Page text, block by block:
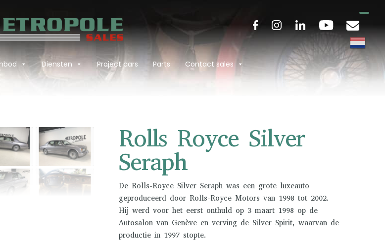
Diensten Project cars Parts Contact sales
› Rolls Royce Silver
Seraph
De Rolls-Royce Silver Seraph was een grote luxeauto
geproduceerd door Rolls-Royce Motors van 1998 tot 2002.
Hij werd voor het eerst onthuld op 3 maart 1998 op de
Autosalon van Genève en verving de Silver Spirit, waarvan de
productie in 1997 stopte.